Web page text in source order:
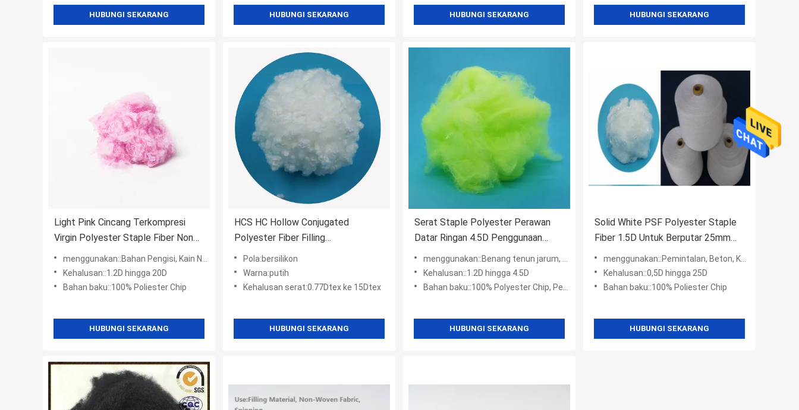
HUBUNGI SEKARANG HUBUNGI SEKARANG HUBUNGI SEKARANG HUBUNGI SEKARANG
Light Pink Cincang Terkompresi
Virgin Polyester Staple Fiber Non
Woven 3Dtex 76mm
menggunakan::Bahan Pengisi, Kain Non-Anyaman, Pemintalan, Beton
Kehalusan::1.2D hingga 20D
Bahan baku::100% Poliester Chip
HUBUNGI SEKARANG
HCS HC Hollow Conjugated
Polyester Fiber Filling
Menggunakan Virgin High Bulkiness
Pola:bersilikon
Warna:putih
Kehalusan serat:0.77Dtex ke 15Dtex
HUBUNGI SEKARANG
Serat Staple Polyester Perawan
Datar Ringan 4.5D Penggunaan
Tekstil Rumah
menggunakan::Benang tenun jarum, kain dan tekstil rumah
Kehalusan::1.2D hingga 4.5D
Bahan baku::100% Polyester Chip, Perawan
HUBUNGI SEKARANG
Solid White PSF Polyester Staple
Fiber 1.5D Untuk Berputar 25mm
Sampai 102mm
menggunakan::Pemintalan, Beton, Kain Non-Anyaman
Kehalusan::0,5D hingga 25D
Bahan baku::100% Poliester Chip
HUBUNGI SEKARANG